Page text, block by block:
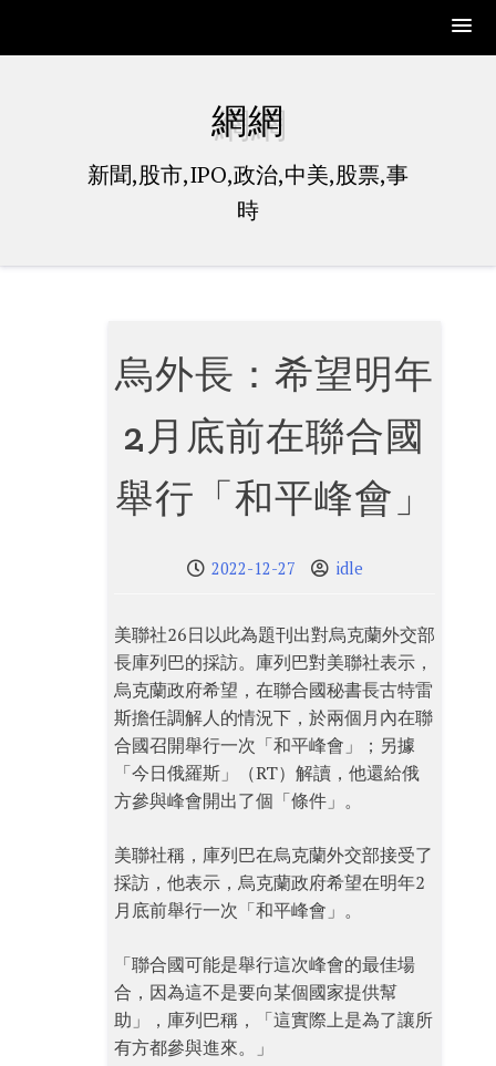
網網
新聞,股市,IPO,政治,中美,股票,事
時
烏外長：希望明年
2月底前在聯合國
舉行「和平峰會」
2022-12-27 idle
美聯社26日以此為題刊出對烏克蘭外交部
長庫列巴的採訪。庫列巴對美聯社表示，
烏克蘭政府希望，在聯合國秘書長古特雷
斯擔任調解人的情況下，於兩個月內在聯
合國召開舉行一次「和平峰會」；另據
「今日俄羅斯」（RT）解讀，他還給俄
方參與峰會開出了個「條件」。
美聯社稱，庫列巴在烏克蘭外交部接受了
採訪，他表示，烏克蘭政府希望在明年2
月底前舉行一次「和平峰會」。
「聯合國可能是舉行這次峰會的最佳場
合，因為這不是要向某個國家提供幫
助」，庫列巴稱，「這實際上是為了讓所
有方都參與進來。」